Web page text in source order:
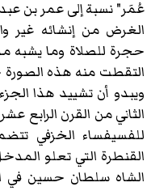
عُمَر" نسبة إلى عمر بن
الغرض من إنشائه غير
حجرة للصلاة وما يشبه
ويبدو أن تشييد هذا
الثاني من القرن الرابع
للفسيفساء الخزفي
القنطرة التي تعلو
الشاه سلطان حسين في